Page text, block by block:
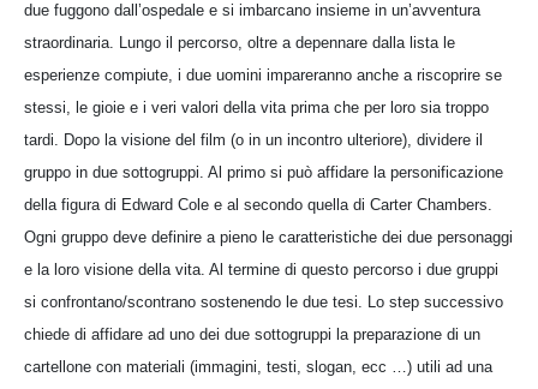
due fuggono dall’ospedale e si imbarcano insieme in un’avventura
straordinaria. Lungo il percorso, oltre a depennare dalla lista le
esperienze compiute, i due uomini impareranno anche a riscoprire se
stessi, le gioie e i veri valori della vita prima che per loro sia troppo
tardi. Dopo la visione del film (o in un incontro ulteriore), dividere il
gruppo in due sottogruppi. Al primo si può affidare la personificazione
della figura di Edward Cole e al secondo quella di Carter Chambers.
Ogni gruppo deve definire a pieno le caratteristiche dei due personaggi
e la loro visione della vita. Al termine di questo percorso i due gruppi
si confrontano/scontrano sostenendo le due tesi. Lo step successivo
chiede di affidare ad uno dei due sottogruppi la preparazione di un
cartellone con materiali (immagini, testi, slogan, ecc …) utili ad una